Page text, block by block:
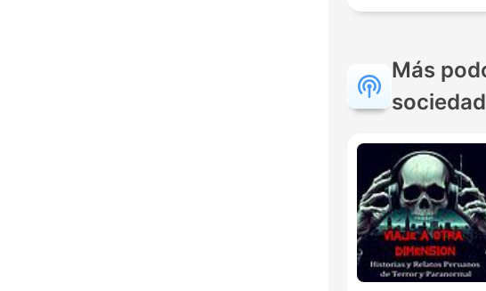
Más
sociedad